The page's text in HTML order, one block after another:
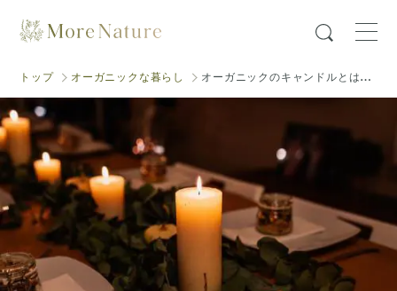
トップ オーガニックな暮らし オーガニックのキャンドルとは？
選び方のポイントとおすすめ商品3選を紹介！